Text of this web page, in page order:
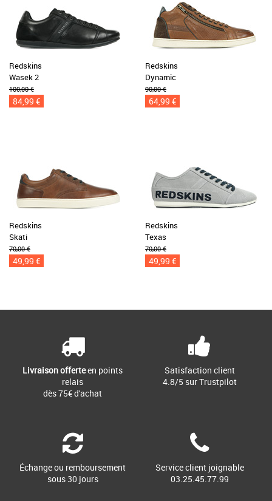
Redskins
Wasek 2
100,00 €
84,99 €
Redskins
Dynamic
90,00 €
64,99 €
Redskins
Skati
70,00 €
49,99 €
Redskins
Texas
70,00 €
49,99 €
Livraison offerteen points
relais
dès 75€ d'achat
Satisfaction client
4.8/5 sur Trustpilot
Échange ou remboursement
sous 30 jours
Service client joignable
03.25.45.77.99